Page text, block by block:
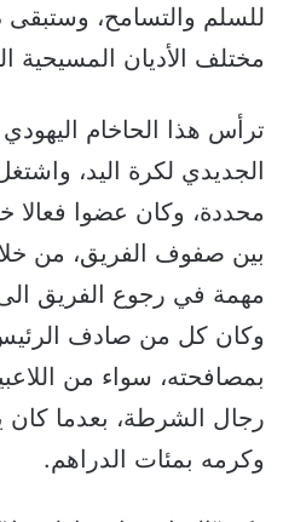
للسلم والتسامح، وستبقى
مختلف الأديان المسيحية
ترأس هذا الحاخام
الجديدي لكرة اليد،
محددة، وكان عضوا فعالا
بين صفوف الفريق، من
مهمة في رجوع الفريق
وكان كل من صادف الرئيس
بمصافحته، سواء من
رجال الشرطة، بعدما كان
وكرمه بمئات الدراهم.